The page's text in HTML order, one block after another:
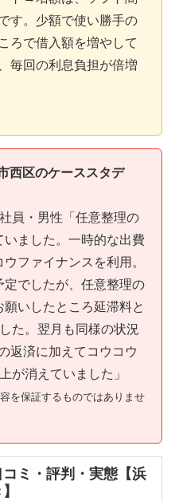
す。少額で使い勝手の
ろで借入額を増やして
毎回の利息負担が倍増
西区のケーススタデ
員・男性「任意整理の
ました。一時的な出費
ファイナンスを利用。
でしたが、任意整理の
いしたところ延滞料と
た。翌月も同様の状況
返済に加えてコウコウ
が消えていました」
を保証するものではありませ
ミ・評判・実態【浜